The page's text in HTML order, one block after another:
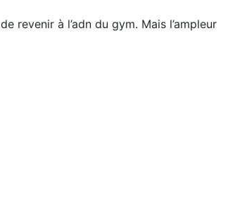
revenir à l’adn du gym. Mais l’ampleur